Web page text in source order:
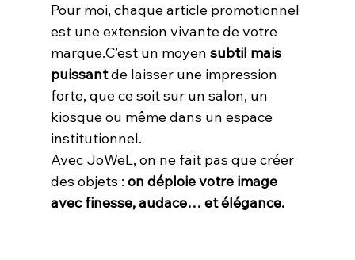
Pour moi, chaque article promotionnel
est une extension vivante de votre
marque.C’est un moyen subtil mais
puissant de laisser une impression
forte, que ce soit sur un salon, un
kiosque ou même dans un espace
institutionnel.
Avec JoWeL, on ne fait pas que créer
des objets : on déploie votre image
avec finesse, audace… et élégance.